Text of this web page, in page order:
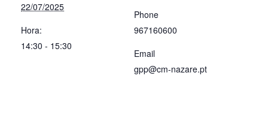
22/07/2025
Hora:
14:30 - 15:30
Phone
967160600
Email
gpp@cm-nazare.pt